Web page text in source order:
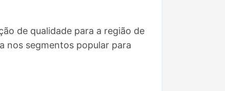
de qualidade para a região de
nos segmentos popular para